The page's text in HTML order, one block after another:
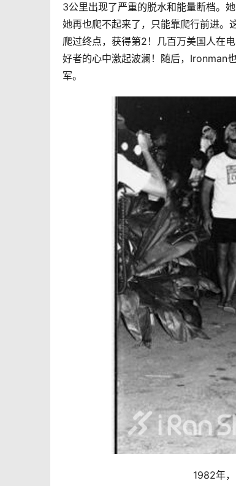
3公里出现了严重的脱水和能量断档。
她再也爬不起来了，只能靠爬行前进
爬过终点，获得第2！几百万美国人在
好者的心中激起波澜！随后，Ironman
军。
1982年